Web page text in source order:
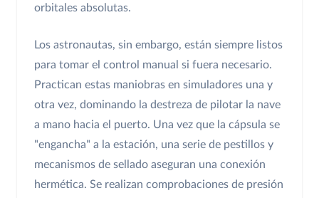
orbitales absolutas.
Los astronautas, sin embargo, están siempre listos
para tomar el control manual si fuera necesario.
Practican estas maniobras en simuladores una y
otra vez, dominando la destreza de pilotar la nave
a mano hacia el puerto. Una vez que la cápsula se
"engancha" a la estación, una serie de pestillos y
mecanismos de sellado aseguran una conexión
hermética. Se realizan comprobaciones de presión